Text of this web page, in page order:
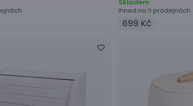
Skladem
Ihned na 9 prodejnách
699 Kč